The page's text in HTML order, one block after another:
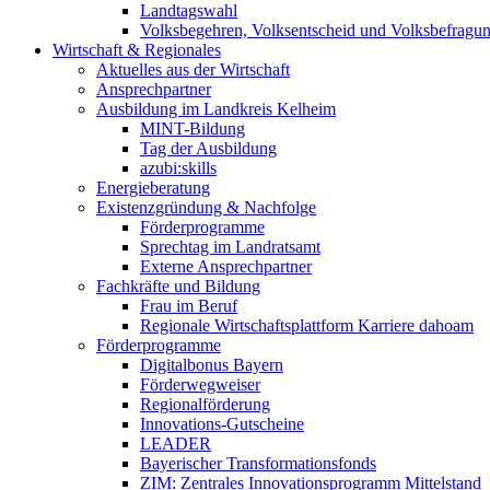
Landtagswahl
Volksbegehren, Volksentscheid und
Wirtschaft & Regionales
Aktuelles aus der Wirtschaft
Ansprechpartner
Ausbildung im Landkreis Kelheim
MINT-Bildung
Tag der Ausbildung
azubi:skills
Energieberatung
Existenzgründung & Nachfolge
Förderprogramme
Sprechtag im Landratsamt
Externe Ansprechpartner
Fachkräfte und Bildung
Frau im Beruf
Regionale Wirtschaftsplattform Karriere dahoam
Förderprogramme
Digitalbonus Bayern
Förderwegweiser
Regionalförderung
Innovations-Gutscheine
LEADER
Bayerischer Transformationsfonds
ZIM: Zentrales Innovationsprogramm Mittelstand